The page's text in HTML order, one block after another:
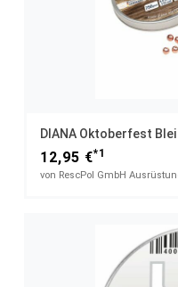
12,95 €*1
von RescPol GmbH